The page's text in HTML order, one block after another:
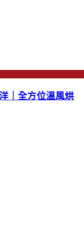
｜全方位溫風烘